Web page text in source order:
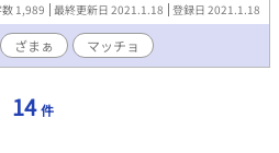
1,989 最終更新日 2021.1.18 登録日 2021.1.18
ざまぁ マッチョ
14 件